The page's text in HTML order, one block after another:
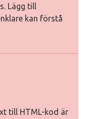
Lägg till
kan förstå
till HTML-kod är